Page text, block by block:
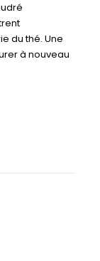
du thé. Une
à nouveau